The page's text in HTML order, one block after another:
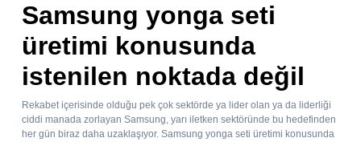
Samsung yonga seti
üretimi konusunda
istenilen noktada değil
Rekabet içerisinde olduğu pek çok sektörde ya lider olan ya da liderliği
ciddi manada zorlayan Samsung, yarı iletken sektöründe bu hedefinden
her gün biraz daha uzaklaşıyor. Samsung yonga seti üretimi konusunda